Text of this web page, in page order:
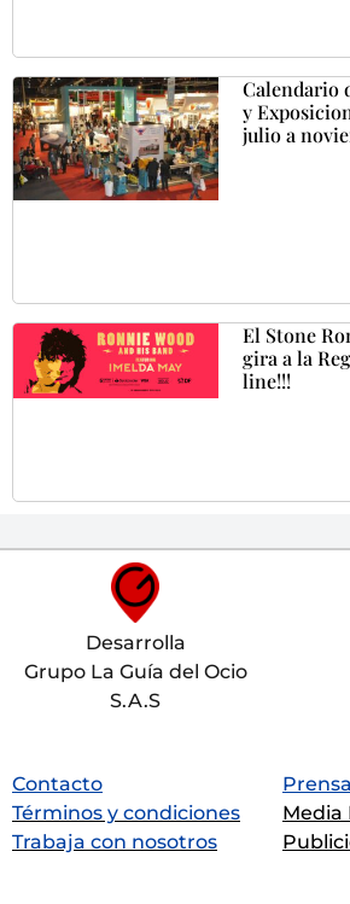
Calendario
y
julio a
El Stone
gira a la
line!!!
Desarrolla
Grupo La Guía del Ocio
S.A.S
Contacto
Términos y condiciones
Trabaja con nosotros
Media